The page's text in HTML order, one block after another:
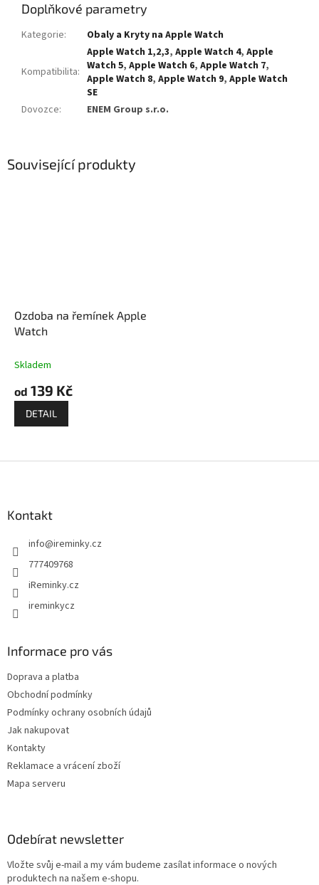
Související produkty
Ozdoba na řemínek Apple
Watch
Skladem
od 139 Kč
DETAIL
Doplňkové parametry
Kategorie: Obaly a Kryty na Apple Watch
Kompatibilita:
Apple Watch 1,2,3, Apple Watch 4, Apple
Watch 5, Apple Watch 6, Apple Watch 7,
Apple Watch 8, Apple Watch 9, Apple Watch
SE
Dovozce: ENEM Group s.r.o.
Kontakt
info@ireminky.cz
777409768
iReminky.cz
ireminkycz
Informace pro vás
Doprava a platba
Obchodní podmínky
Podmínky ochrany osobních údajů
Jak nakupovat
Kontakty
Reklamace a vrácení zboží
Mapa serveru
Odebírat newsletter
Vložte svůj e-mail a my vám budeme zasílat informace o nových
produktech na našem e-shopu.